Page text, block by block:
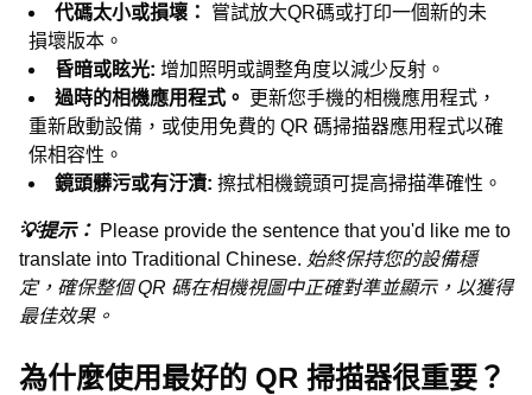
代碼太小或損壞： 嘗試放大QR碼或打印一個新的未
損壞版本。
昏暗或眩光: 增加照明或調整角度以減少反射。
過時的相機應用程式。
更新您手機的相機應用程式，
重新啟動設備，或使用免費的 QR 碼掃描器應用程式以確
保相容性。
鏡頭髒污或有汙漬: 擦拭相機鏡頭可提高掃描準確性。
💡提示： Please provide the sentence that you'd like me to
translate into Traditional Chinese. 始終保持您的設備穩
定，確保整個 QR 碼在相機視圖中正確對準並顯示，以獲得
最佳效果。
為什麼使用最好的 QR 掃描器很重要？